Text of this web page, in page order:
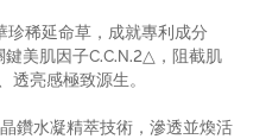
珍稀延命草，成就專利成分
美肌因子C.C.N.2△，阻截肌
透亮感極致源生。
鑽水凝精萃技術，滲透並煥活